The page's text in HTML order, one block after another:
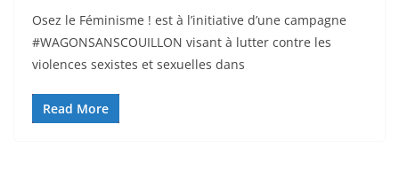
Osez le Féminisme ! est à l’initiative d’une campagne
#WAGONSANSCOUILLON visant à lutter contre les
violences sexistes et sexuelles dans
Read More